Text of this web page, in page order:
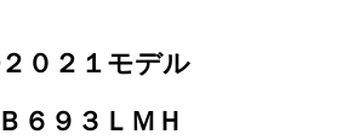
０２１モデル
６９３ＬＭＨ